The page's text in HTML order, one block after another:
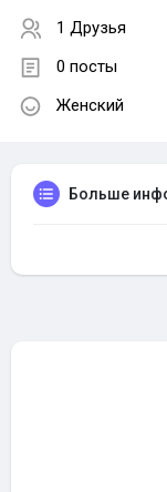
1 Друзья
0 посты
Женский
Больше